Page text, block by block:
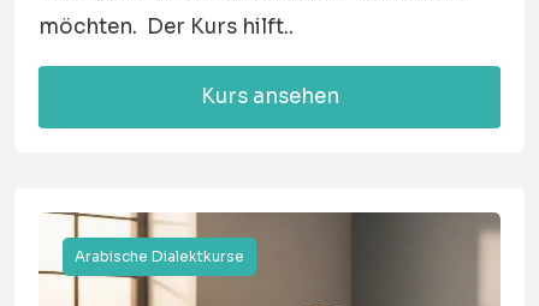
möchten. Der Kurs hilft..
Kurs ansehen
Arabische Dialektkurse